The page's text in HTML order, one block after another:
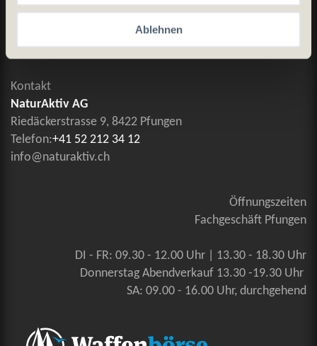
Ablehnen
Allgemeine Geschäftsbedingungen
Kontakt
NaturAktiv AG
Riedäckerstrasse 9, 8422 Pfungen
Telefon:+41 52 212 34 12
info@naturaktiv.ch
Öffnungszeiten
Fachgeschäft Pfungen
DI - FR: 09.30 - 12.00 Uhr | 13.30 - 18.30 Uhr
Donnerstag Abendverkauf 13.30 -19.30 Uhr
SA: 09.00 - 16.00 Uhr, durchgehend